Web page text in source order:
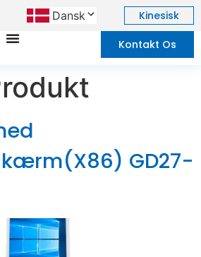
Dansk Kinesisk
Kontakt Os
GD27-